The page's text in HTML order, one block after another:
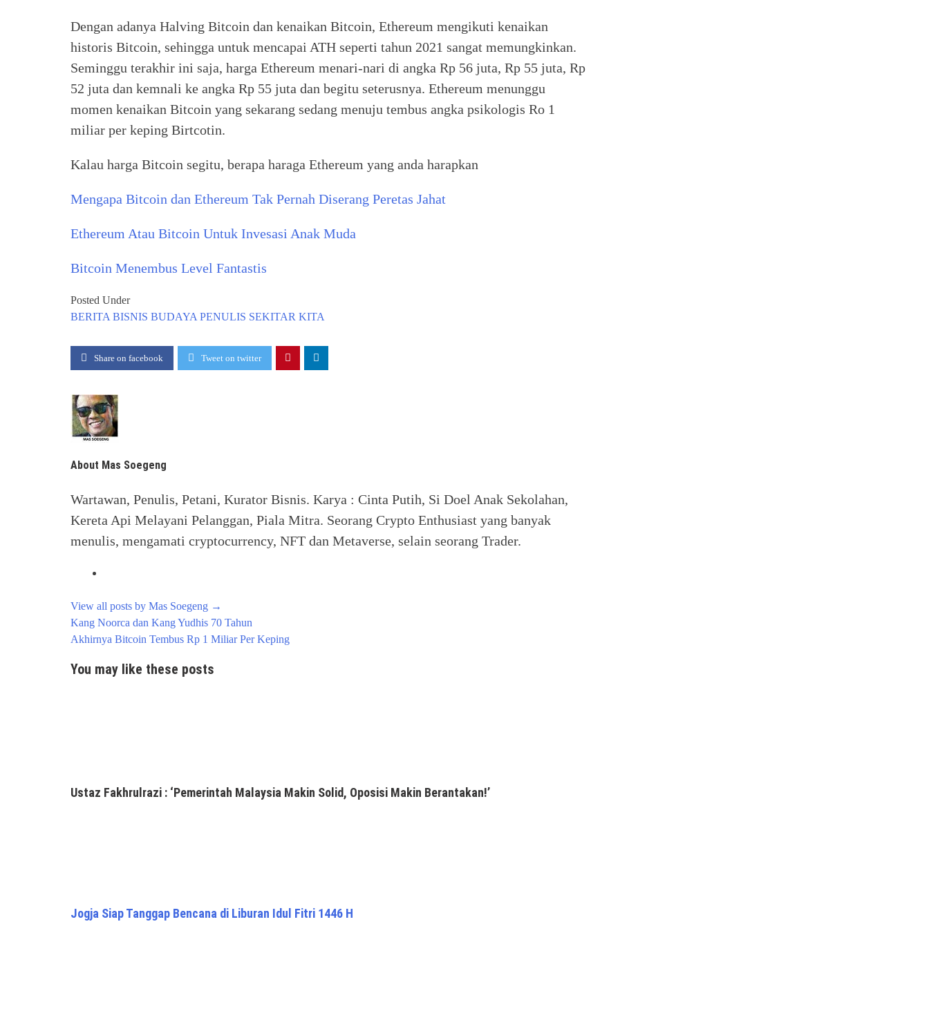
Dengan adanya Halving Bitcoin dan kenaikan Bitcoin, Ethereum mengikuti kenaikan
historis Bitcoin, sehingga untuk mencapai ATH seperti tahun 2021 sangat memungkinkan.
Seminggu terakhir ini saja, harga Ethereum menari-nari di angka Rp 56 juta, Rp 55 juta, Rp
52 juta dan kemnali ke angka Rp 55 juta dan begitu seterusnya. Ethereum menunggu
momen kenaikan Bitcoin yang sekarang sedang menuju tembus angka psikologis Ro 1
miliar per keping Birtcotin.
Kalau harga Bitcoin segitu, berapa haraga Ethereum yang anda harapkan
Mengapa Bitcoin dan Ethereum Tak Pernah Diserang Peretas Jahat
Ethereum Atau Bitcoin Untuk Invesasi Anak Muda
Bitcoin Menembus Level Fantastis
Posted Under
BERITA BISNIS BUDAYA PENULIS SEKITAR KITA
Share on facebook Tweet on twitter
About Mas Soegeng
Wartawan, Penulis, Petani, Kurator Bisnis. Karya : Cinta Putih, Si Doel Anak Sekolahan,
Kereta Api Melayani Pelanggan, Piala Mitra. Seorang Crypto Enthusiast yang banyak
menulis, mengamati cryptocurrency, NFT dan Metaverse, selain seorang Trader.
View all posts by Mas Soegeng →
Post
navigation
Kang Noorca dan Kang Yudhis 70 Tahun
Akhirnya Bitcoin Tembus Rp 1 Miliar Per Keping
You may like these posts
Ustaz Fakhrulrazi : ‘Pemerintah Malaysia Makin Solid, Oposisi Makin Berantakan!’
Jogja Siap Tanggap Bencana di Liburan Idul Fitri 1446 H